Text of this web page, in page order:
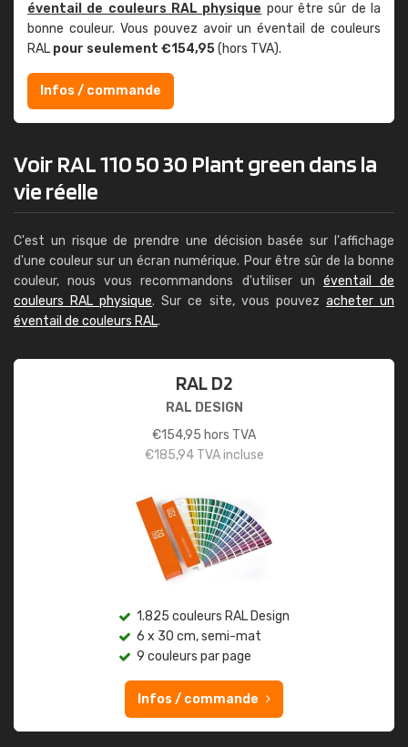
éventail de couleurs RAL physique pour être sûr de la
bonne couleur. Vous pouvez avoir un éventail de couleurs
RAL pour seulement €154,95(hors TVA).
Infos / commande
Voir RAL 110 50 30 Plant green dans la
vie réelle
C'est un risque de prendre une décision basée sur l'affichage
d'une couleur sur un écran numérique. Pour être sûr de la bonne
couleur, nous vous recommandons d'utiliser un éventail de
couleurs RAL physique. Sur ce site, vous pouvez acheter un
éventail de couleurs RAL.
RAL D2
RAL DESIGN
€154,95 hors TVA
€185,94TVA incluse
1.825 couleurs RAL Design
6 x 30 cm, semi-mat
9 couleurs par page
Infos / commande